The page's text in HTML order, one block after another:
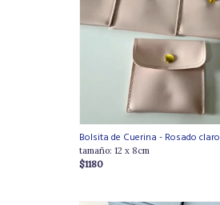
Bolsita de Cuerina - Rosado claro
tamaño: 12 x 8cm
$1180